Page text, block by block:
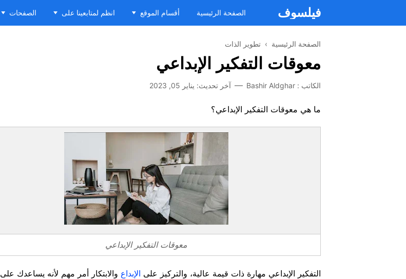
فيلسوف الصفحة الرئيسية أقسام الموقع انظم لمتابعينا على الصفحات
الصفحة الرئيسية › تطوير الذات
معوقات التفكير الإبداعي
الكاتب : Bashir Aldghar آخر تحديث: يناير 05, 2023
ما هي معوقات التفكير الإبداعي؟
معوقات التفكير الإبداعي
التفكير الإبداعي مهارة ذات قيمة عالية، والتركيز على الإبداع والابتكار أمر مهم لأنه يساعدك على